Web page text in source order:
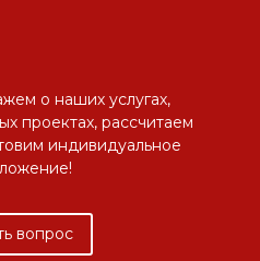
о наших услугах,
проектах, рассчитаем
индивидуальное
вопрос